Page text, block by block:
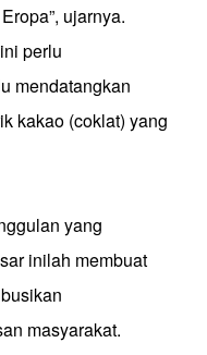
ujarnya.
perlu
mendatangkan
kakao (coklat) yang
yang
inilah membuat
masyarakat.